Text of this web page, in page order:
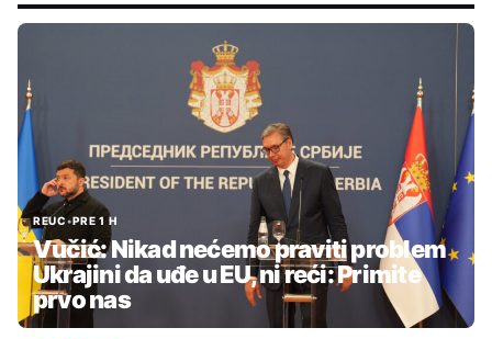
REUC•PRE 1 H
Vučić: Nikad nećemo praviti problem
Ukrajini da uđe u EU, ni reći: Primite
prvo nas